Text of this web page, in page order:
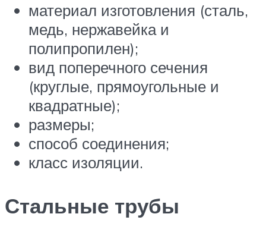
материал изготовления (сталь,
медь, нержавейка и
полипропилен);
вид поперечного сечения
(круглые, прямоугольные и
квадратные);
размеры;
способ соединения;
класс изоляции.
Стальные трубы